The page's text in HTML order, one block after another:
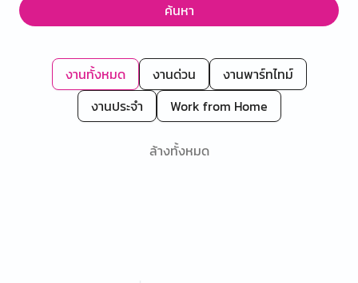
ค้นหา
งานทั้งหมด งานด่วน
งานพาร์ทไทม์
งานประจำ
Work from Home
ล้างทั้งหมด